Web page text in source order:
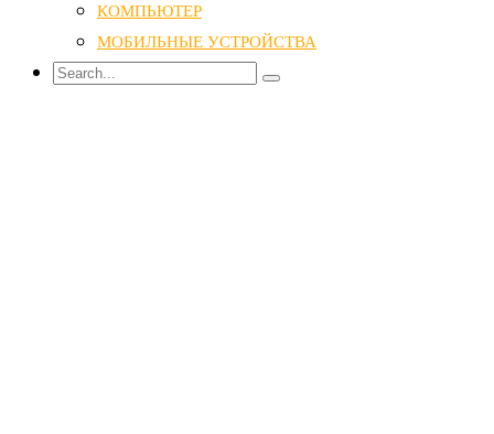
КОМПЬЮТЕР
МОБИЛЬНЫЕ УСТРОЙСТВА